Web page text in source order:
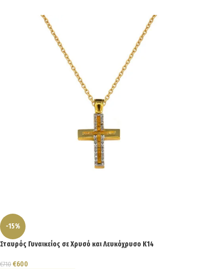
-15%
Σταυρός Γυναικείος σε Χρυσό και Λευκόχρυσο Κ14
€710 €600